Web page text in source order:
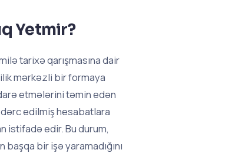
Yetmir?
tarixə qarışmasına dair
mərkəzli bir formaya
etmələrini təmin edən
edilmiş hesabatlara
istifadə edir. Bu durum,
bir işə yaramadığını